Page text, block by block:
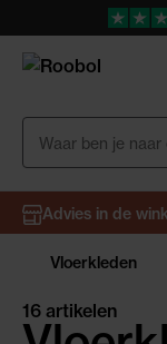
Advies in de
Vloerkleden
16 artikelen